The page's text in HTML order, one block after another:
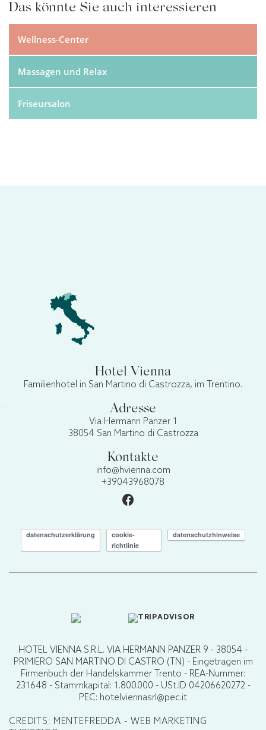
Das könnte Sie auch interessieren
Wellness-Center
Massagen und Relax
Friseursalon
Hotel Vienna
Familienhotel in San Martino di Castrozza, im Trentino.
Adresse
Via Hermann Panzer 1
38054 San Martino di Castrozza
Kontakte
info@hvienna.com
+39043968078
datenschutzerklärung
cookie-
richtlinie
datenschutzhinweise
HOTEL VIENNA S.R.L. VIA HERMANN PANZER 9 - 38054 -
PRIMIERO SAN MARTINO DI CASTRO (TN) - Eingetragen im
Firmenbuch der Handelskammer Trento - REA-Nummer:
231648 - Stammkapital: 1.800.000 - USt.ID 04206620272 -
PEC: hotelviennasrl@pec.it
CREDITS: MENTEFREDDA - WEB MARKETING